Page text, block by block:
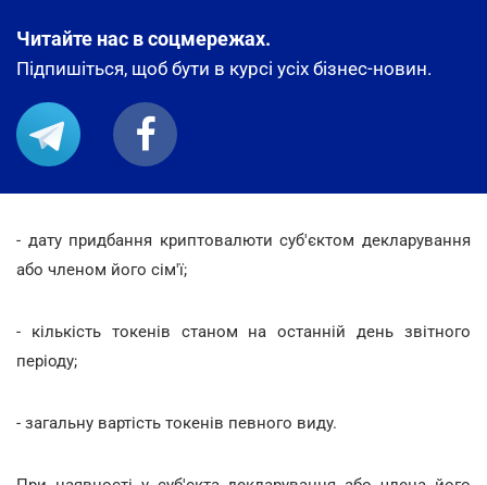
Читайте нас в соцмережах.
Підпишіться, щоб бути в курсі усіх бізнес-новин.
- дату придбання криптовалюти суб'єктом декларування
або членом його сім'ї;
- кількість токенів станом на останній день звітного
періоду;
- загальну вартість токенів певного виду.